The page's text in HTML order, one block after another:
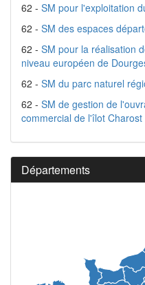
62 - SM pour l'exploitation
62 - SM des espaces
62 - SM pour la réalisation
niveau européen de
62 - SM du parc naturel
62 - SM de gestion de
commercial de l'îlot Charost
Départements